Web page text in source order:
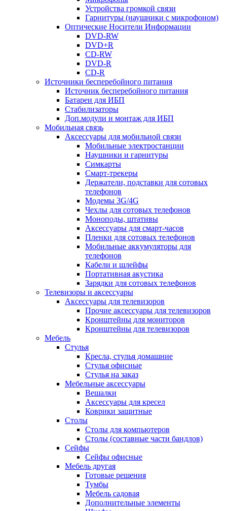
Устройства громкой связи
Гарнитуры (наушники с микрофоном)
Оптические Носители Информации
DVD-RW
DVD+R
CD-RW
DVD-R
CD-R
Источники бесперебойного питания
Источник бесперебойного питания
Батареи для ИБП
Стабилизаторы
Доп.модули и монтаж для ИБП
Мобильная связь
Аксессуары для мобильной связи
Мобильные электростанции
Наушники и гарнитуры
Симкарты
Смарт-трекеры
Держатели, подставки для сотовых
телефонов
Модемы 3G/4G
Чехлы для сотовых телефонов
Моноподы, штативы
Аксессуары для смарт-часов
Пленки для сотовых телефонов
Мобильные аккумуляторы для
телефонов
Кабели и шлейфы
Портативная акустика
Зарядки для сотовых телефонов
Телевизоры и аксессуары
Аксессуары для телевизоров
Прочие аксессуары для телевизоров
Кронштейны для мониторов
Кронштейны для телевизоров
Мебель
Стулья
Кресла, стулья домашние
Стулья офисные
Стулья на заказ
Мебельные аксессуары
Вешалки
Аксессуары для кресел
Коврики защитные
Столы
Столы для компьютеров
Столы (составные части бандлов)
Сейфы
Сейфы офисные
Мебель другая
Готовые решения
Тумбы
Мебель садовая
Дополнительные элементы